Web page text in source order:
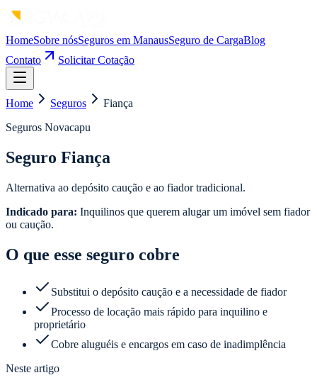
HomeSobre nósSeguros em ManausSeguro de CargaBlog
Contato
Solicitar Cotação
Home Seguros
Fiança
Seguros Novacapu
Seguro Fiança
Alternativa ao depósito caução e ao fiador tradicional.
Indicado para: Inquilinos que querem alugar um imóvel sem fiador
ou caução.
O que esse seguro cobre
Substitui o depósito caução e a necessidade de fiador
Processo de locação mais rápido para inquilino e
proprietário
Cobre aluguéis e encargos em caso de inadimplência
Neste artigo